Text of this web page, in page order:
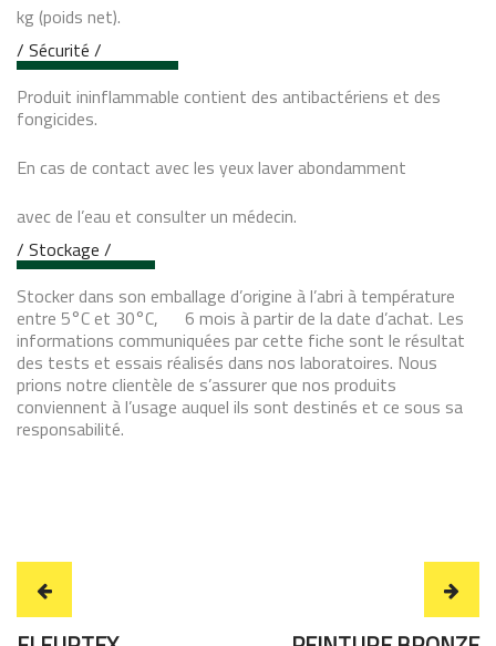
kg (poids net).
/ Sécurité /
Produit ininflammable contient des antibactériens et des
fongicides.
En cas de contact avec les yeux laver abondamment
avec de l’eau et consulter un médecin.
/ Stockage /
Stocker dans son emballage d’origine à l’abri à température
entre 5°C et 30°C, 6 mois à partir de la date d’achat. Les
informations communiquées par cette fiche sont le résultat
des tests et essais réalisés dans nos laboratoires. Nous
prions notre clientèle de s’assurer que nos produits
conviennent à l’usage auquel ils sont destinés et ce sous sa
responsabilité.